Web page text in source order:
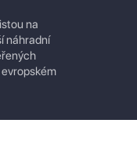
na
náhradní